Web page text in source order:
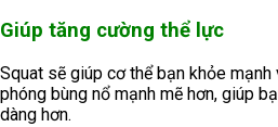
Giúp tăng cường thể lực
Squat sẽ giúp cơ thể bạn khỏe
phóng bùng nổ mạnh mẽ hơn, giúp
dàng hơn.